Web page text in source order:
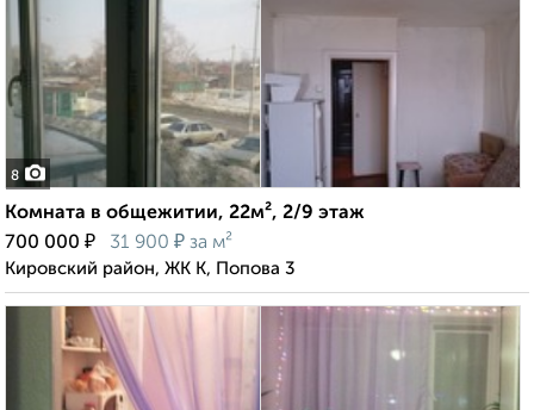
8
Комната в общежитии, 22м², 2/9 этаж
700 000 ₽ 31 900 ₽ за м²
Кировский район, ЖК К, Попова 3